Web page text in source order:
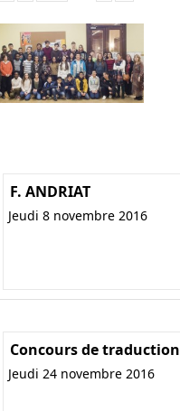
F. ANDRIAT
Jeudi 8 novembre 2016
Concours de traduction
Jeudi 24 novembre 2016